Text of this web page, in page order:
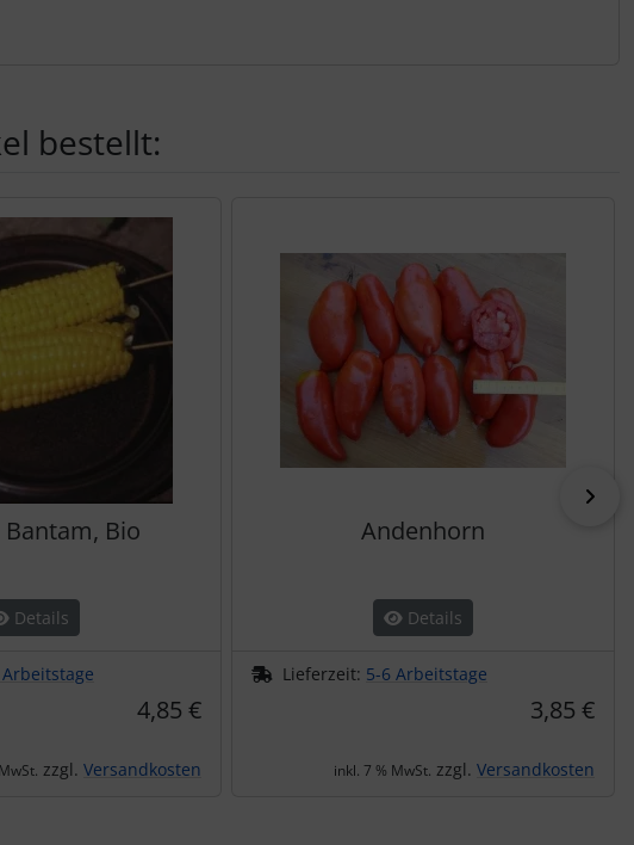
bestellt:
Bio
Details
4,85 €
zzgl. Versandkosten
Andenhorn
Details
Lieferzeit: 5-6 Arbeitstage
3,85 €
inkl. 7 % MwSt. zzgl. Versandkosten